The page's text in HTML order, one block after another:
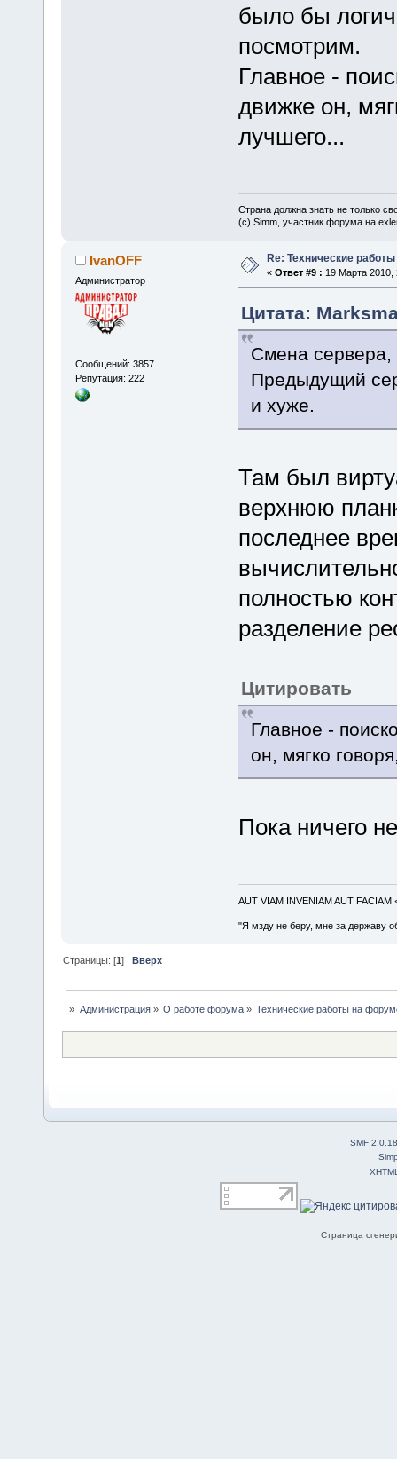
было бы
посмотрим.
Главное -
движке он,
лучшего...
Страна должна знать не только
(c) Simm, участник форума на
IvanOFF
Администратор
Сообщений: 3857
Репутация: 222
Re: Технические
« Ответ #9 : 19 Марта 2010,
Цитата:
Смена сервера,
Предыдущий
и хуже.
Там был
верхнюю
последнее
полностью
разделение
Цитировать
Главное -
он, мягко
Пока ничего
AUT VIAM INVENIAM AUT FACIAM
"Я мзду не беру, мне за державу
Страницы: [1]Вверх
» Администрация» О работе форума» Технические работы на
SMF 2.0.18
Страница